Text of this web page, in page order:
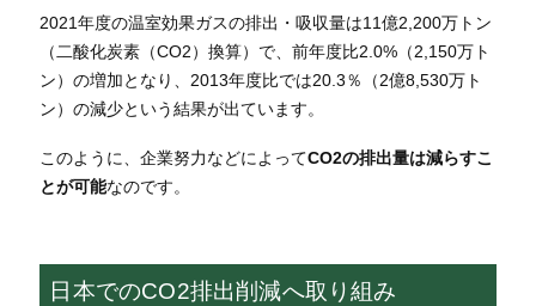
2021年度の温室効果ガスの排出・吸収量は11億2,200万トン
（二酸化炭素（CO2）換算）で、前年度比2.0%（2,150万ト
ン）の増加となり、2013年度比では20.3％（2億8,530万ト
ン）の減少という結果が出ています。
このように、企業努力などによってCO2の排出量は減らすこ
とが可能なのです。
日本でのCO2排出削減へ取り組み